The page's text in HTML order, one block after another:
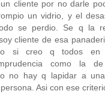
cliente por no darle
un vidrio, y el
se perdio. Se q la
cliente de esa
si creo q todos en
como la
no hay q lapidar a
Asi con ese